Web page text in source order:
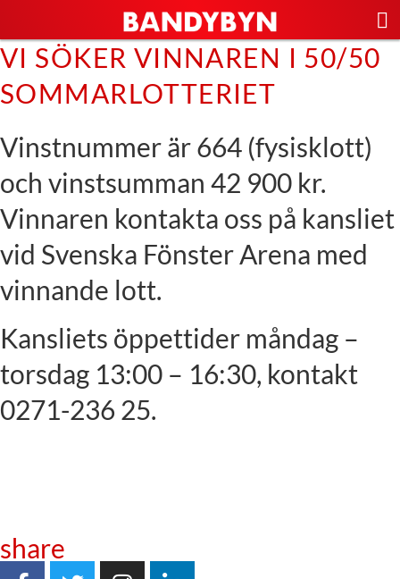
VI SÖKER VINNAREN I 50/50
SOMMARLOTTERIET
Vinstnummer är 664 (fysisklott)
och vinstsumman 42 900 kr.
Vinnaren kontakta oss på kansliet
vid Svenska Fönster Arena med
vinnande lott.
Kansliets öppettider måndag –
torsdag 13:00 – 16:30, kontakt
0271-236 25.
share